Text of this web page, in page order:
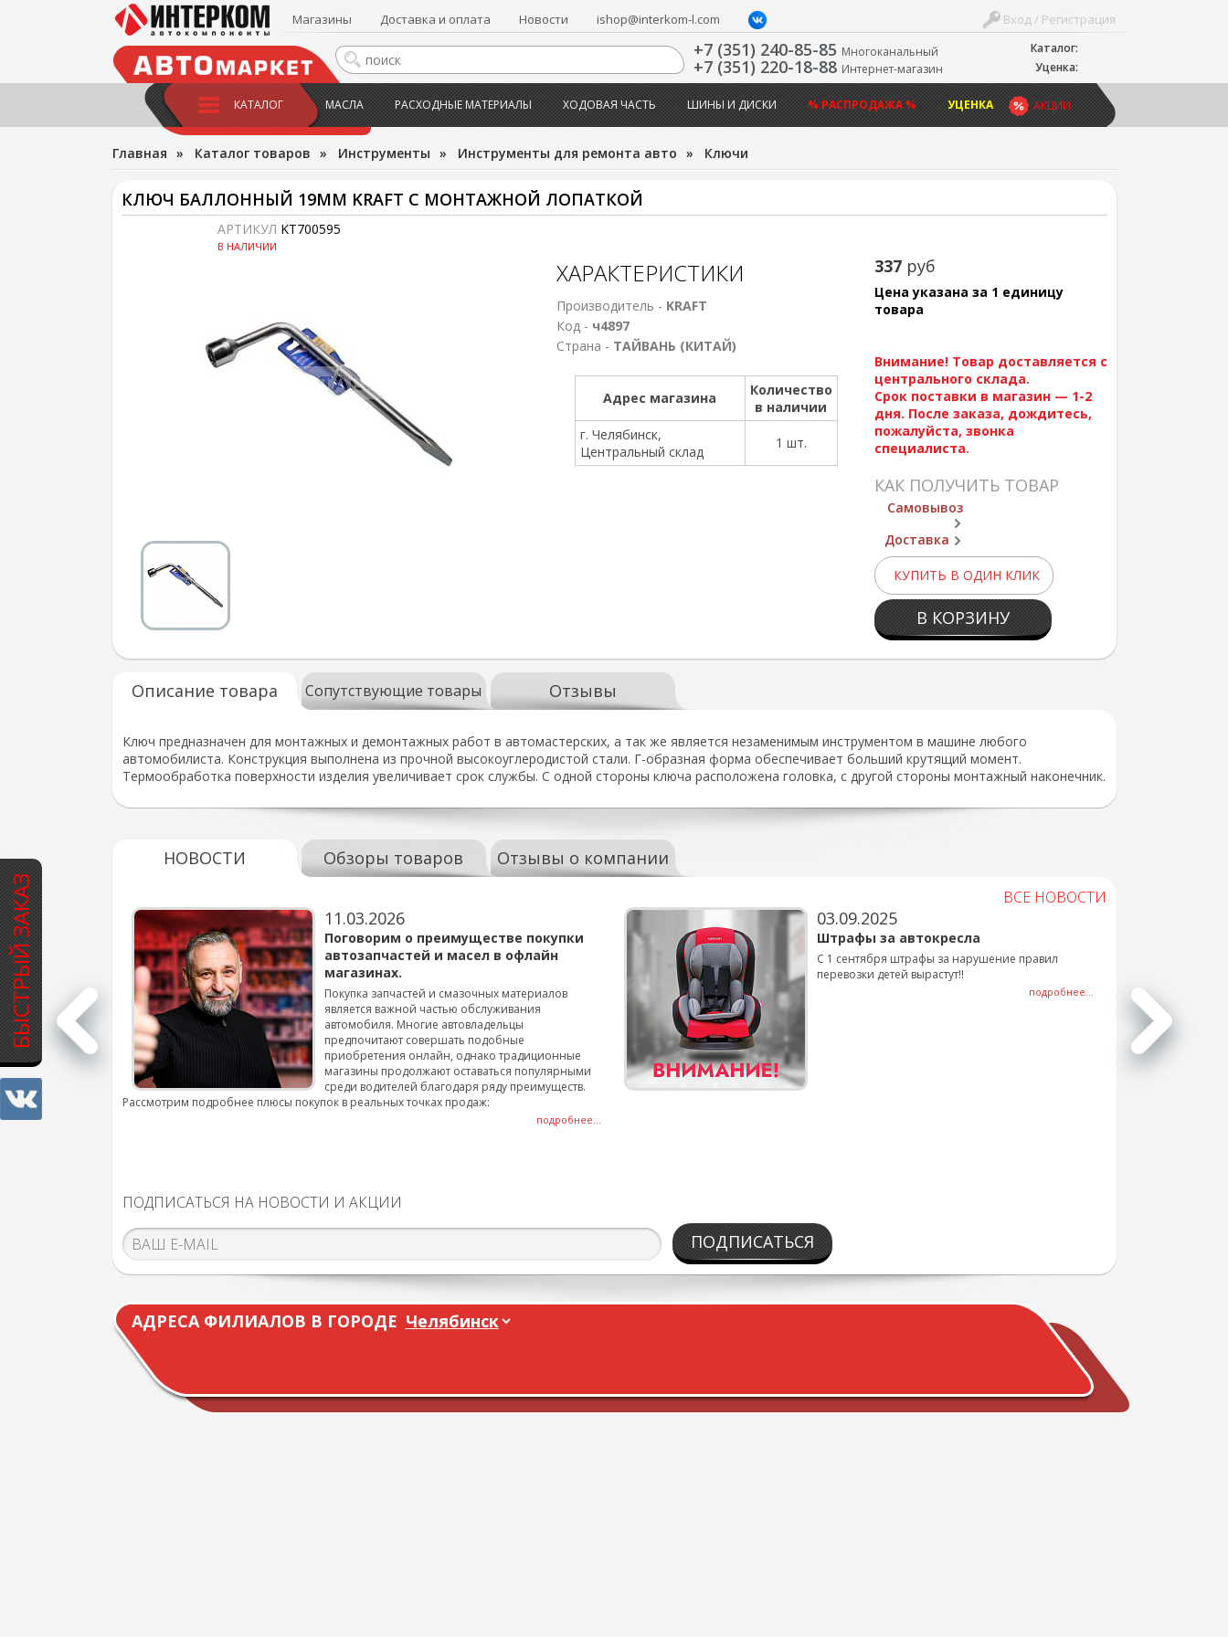
БЫСТРЫЙ ЗАКАЗ
Каталог:
Уценка:
Вход / Регистрация
Магазины Доставка и оплата Новости ishop@interkom-l.com
+7 (351) 240-85-85 Многоканальный
+7 (351) 220-18-88 Интернет-магазин
АКЦИИ
КАТАЛОГ МАСЛА РАСХОДНЫЕ МАТЕРИАЛЫ ХОДОВАЯ ЧАСТЬ ШИНЫ И ДИСКИ % РАСПРОДАЖА % УЦЕНКА
Главная » Каталог товаров » Инструменты » Инструменты для ремонта авто » Ключи
КЛЮЧ БАЛЛОННЫЙ 19ММ KRAFT С МОНТАЖНОЙ ЛОПАТКОЙ
АРТИКУЛ KT700595
В НАЛИЧИИ
337 руб
Цена указана за 1 единицу
товара
Внимание! Товар доставляется с
центрального склада.
Срок поставки в магазин — 1-2
дня. После заказа, дождитесь,
пожалуйста, звонка
специалиста.
КАК ПОЛУЧИТЬ ТОВАР
Самовывоз
Доставка
КУПИТЬ В ОДИН КЛИК
В КОРЗИНУ
ХАРАКТЕРИСТИКИ
Производитель - KRAFT
Код - ч4897
Страна - ТАЙВАНЬ (КИТАЙ)
Адрес магазина
Количество
в наличии
г. Челябинск,
Центральный склад
1 шт.
Описание товара Сопутствующие товары Отзывы
Ключ предназначен для монтажных и демонтажных работ в автомастерских, а так же является незаменимым инструментом в машине любого
автомобилиста. Конструкция выполнена из прочной высокоуглеродистой стали. Г-образная форма обеспечивает больший крутящий момент.
Термообработка поверхности изделия увеличивает срок службы. С одной стороны ключа расположена головка, с другой стороны монтажный наконечник.
НОВОСТИ Обзоры товаров Отзывы о компании
ВСЕ НОВОСТИ
для
смены шин на
подробнее...
11.03.2026
Поговорим о преимуществе покупки
автозапчастей и масел в офлайн
магазинах.
Покупка запчастей и смазочных материалов
является важной частью обслуживания
автомобиля. Многие автовладельцы
предпочитают совершать подобные
приобретения онлайн, однако традиционные
магазины продолжают оставаться популярными
среди водителей благодаря ряду преимуществ.
Рассмотрим подробнее плюсы покупок в реальных точках продаж:
подробнее...
03.09.2025
Штрафы за автокресла
С 1 сентября штрафы за нарушение правил
перевозки детей вырастут!!
подробнее...
ПОДПИСАТЬСЯ НА НОВОСТИ И АКЦИИ
ПОДПИСАТЬСЯ
АДРЕСА ФИЛИАЛОВ В ГОРОДЕ